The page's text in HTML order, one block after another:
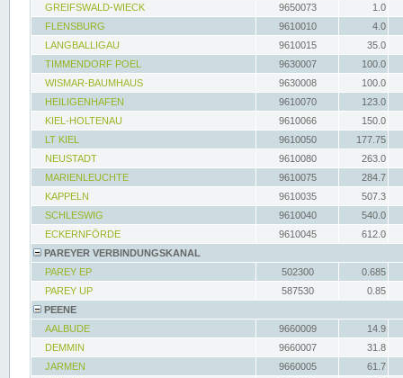
GREIFSWALD-WIECK
9650073
1.0
FLENSBURG
9610010
4.0
LANGBALLIGAU
9610015
35.0
TIMMENDORF POEL
9630007
100.0
WISMAR-BAUMHAUS
9630008
100.0
HEILIGENHAFEN
9610070
123.0
KIEL-HOLTENAU
9610066
150.0
LT KIEL
9610050
177.75
NEUSTADT
9610080
263.0
MARIENLEUCHTE
9610075
284.7
KAPPELN
9610035
507.3
SCHLESWIG
9610040
540.0
ECKERNFÖRDE
9610045
612.0
PAREYER VERBINDUNGSKANAL
PAREY EP
502300
0.685
PAREY UP
587530
0.85
PEENE
AALBUDE
9660009
14.9
DEMMIN
9660007
31.8
JARMEN
9660005
61.7